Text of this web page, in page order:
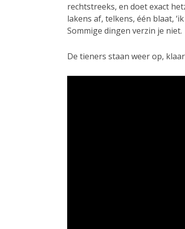
rechtstreeks, en doet exact
lakens af, telkens, één blaat,
Sommige dingen verzin je niet.
De tieners staan weer op,